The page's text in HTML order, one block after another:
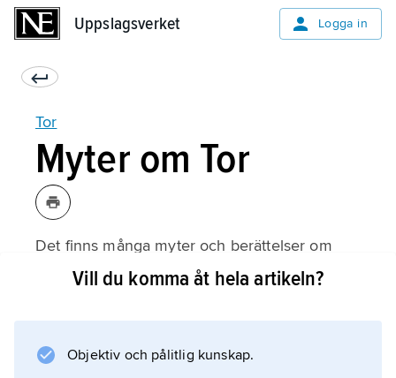
Uppslagsverket Logga in
Tor
Myter om Tor
Det finns många myter och berättelser om
Tor. De flesta handlar om hur han kämpar mot
tillbaka hammaren. Freja vägrar och Tor blir
Vill du komma åt hela artikeln?
Objektiv och pålitlig kunskap.